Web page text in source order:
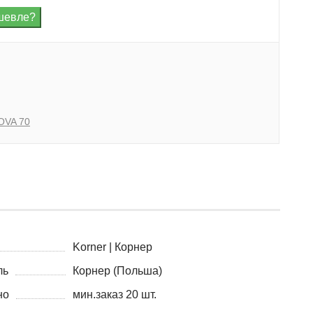
70
Korner | Корнер
Корнер (Польша)
мин.заказ 20 шт.